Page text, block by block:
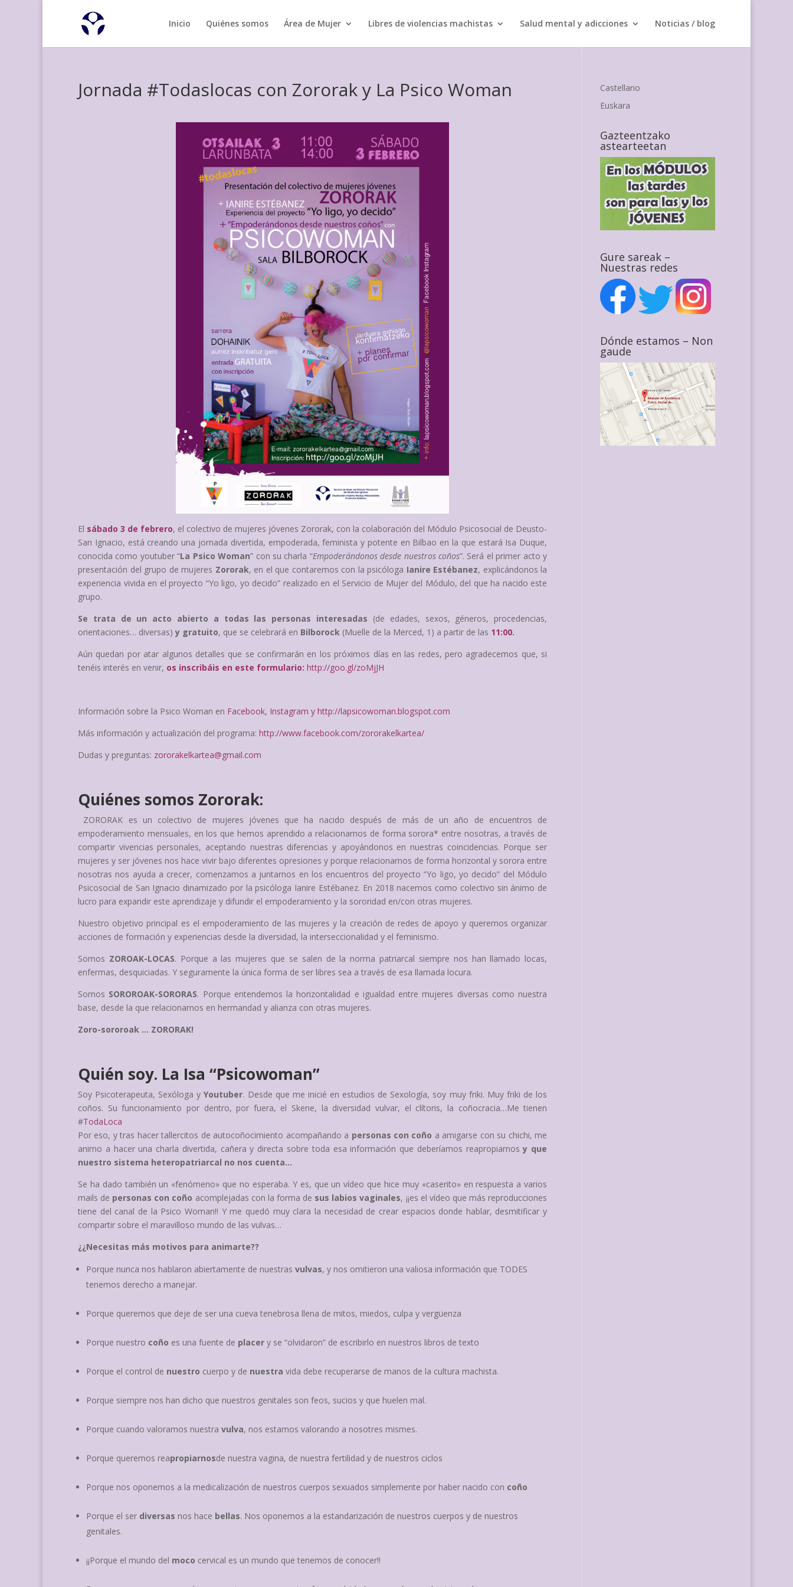
Inicio Quiénes somos Área de Mujer Libres de violencias machistas Salud mental y adicciones Noticias / blog
Jornada #Todaslocas con Zororak y La Psico Woman
El sábado 3 de febrero, el colectivo de mujeres jóvenes Zororak, con la colaboración del Módulo Psicosocial de Deusto-
San Ignacio, está creando una jornada divertida, empoderada, feminista y potente en Bilbao en la que estará Isa Duque,
conocida como youtuber “La Psico Woman” con su charla “Empoderándonos desde nuestros coños”. Será el primer acto y
presentación del grupo de mujeres Zororak, en el que contaremos con la psicóloga Ianire Estébanez, explicándonos la
experiencia vivida en el proyecto “Yo ligo, yo decido” realizado en el Servicio de Mujer del Módulo, del que ha nacido este
grupo.
Se trata de un acto abierto a todas las personas interesadas (de edades, sexos, géneros, procedencias,
orientaciones… diversas)y gratuito, que se celebrará en Bilborock (Muelle de la Merced, 1) a partir de las 11:00.
Aún quedan por atar algunos detalles que se confirmarán en los próximos días en las redes, pero agradecemos que, si
tenéis interés en venir, os inscribáis en este formulario: http://goo.gl/zoMjJH
Información sobre la Psico Woman en Facebook, Instagram y http://lapsicowoman.blogspot.com
Más información y actualización del programa: http://www.facebook.com/zororakelkartea/
Dudas y preguntas: zororakelkartea@gmail.com
Quiénes somos Zororak:
ZORORAK es un colectivo de mujeres jóvenes que ha nacido después de más de un año de encuentros de
empoderamiento mensuales, en los que hemos aprendido a relacionarnos de forma sorora* entre nosotras, a través de
compartir vivencias personales, aceptando nuestras diferencias y apoyándonos en nuestras coincidencias. Porque ser
mujeres y ser jóvenes nos hace vivir bajo diferentes opresiones y porque relacionarnos de forma horizontal y sorora entre
nosotras nos ayuda a crecer, comenzamos a juntarnos en los encuentros del proyecto “Yo ligo, yo decido” del Módulo
Psicosocial de San Ignacio dinamizado por la psicóloga Ianire Estébanez. En 2018 nacemos como colectivo sin ánimo de
lucro para expandir este aprendizaje y difundir el empoderamiento y la sororidad en/con otras mujeres.
Nuestro objetivo principal es el empoderamiento de las mujeres y la creación de redes de apoyo y queremos organizar
acciones de formación y experiencias desde la diversidad, la interseccionalidad y el feminismo.
Somos ZOROAK-LOCAS. Porque a las mujeres que se salen de la norma patriarcal siempre nos han llamado locas,
enfermas, desquiciadas. Y seguramente la única forma de ser libres sea a través de esa llamada locura.
Somos SOROROAK-SORORAS. Porque entendemos la horizontalidad e igualdad entre mujeres diversas como nuestra
base, desde la que relacionarnos en hermandad y alianza con otras mujeres.
Zoro-sororoak … ZORORAK!
Quién soy. La Isa “Psicowoman”
Soy Psicoterapeuta, Sexóloga yYoutuber. Desde que me inicié en estudios de Sexología, soy muy friki. Muy friki de los
coños. Su funcionamiento por dentro, por fuera, el Skene, la diversidad vulvar, el clítoris, la coñocracia…Me tienen
#TodaLoca
Por eso, y tras hacer tallercitos de autocoñocimiento acompañando a personas con coño a amigarse con su chichi, me
animo a hacer una charla divertida, cañera y directa sobre toda esa información que deberíamos reapropiarnosy que
nuestro sistema heteropatriarcal no nos cuenta…
Se ha dado también un «fenómeno» que no esperaba. Y es, que un vídeo que hice muy «caserito» en respuesta a varios
mails de personas con coño acomplejadas con la forma de sus labios vaginales, ¡¡es el vídeo que más reproducciones
tiene del canal de la Psico Woman!! Y me quedó muy clara la necesidad de crear espacios donde hablar, desmitificar y
compartir sobre el maravilloso mundo de las vulvas…
¿¿Necesitas más motivos para animarte??
Porque nunca nos hablaron abiertamente de nuestras vulvas, y nos omitieron una valiosa información que TODES
tenemos derecho a manejar.
Porque queremos que deje de ser una cueva tenebrosa llena de mitos, miedos, culpa y vergüenza
Porque nuestro coño es una fuente de placer y se “olvidaron” de escribirlo en nuestros libros de texto
Porque el control de nuestro cuerpo y de nuestra vida debe recuperarse de manos de la cultura machista.
Porque siempre nos han dicho que nuestros genitales son feos, sucios y que huelen mal.
Porque cuando valoramos nuestra vulva, nos estamos valorando a nosotres mismes.
Porque queremos reapropiarnosde nuestra vagina, de nuestra fertilidad y de nuestros ciclos
Porque nos oponemos a la medicalización de nuestros cuerpos sexuados simplemente por haber nacido con coño
Porque el ser diversas nos hace bellas. Nos oponemos a la estandarización de nuestros cuerpos y de nuestros
genitales.
¡¡Porque el mundo del moco cervical es un mundo que tenemos de conocer!!
Castellano
Euskara
Gazteentzako
astearteetan
Gure sareak –
Nuestras redes
Dónde estamos – Non
gaude